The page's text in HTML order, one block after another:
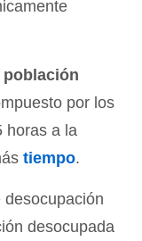
población
por los
horas a la
tiempo.
desocupación
desocupada